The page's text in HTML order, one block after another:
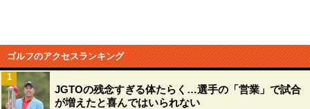
ゴルフのアクセスランキング
JGTOの残念すぎる体たらく…選手の「営業」で試合
が増えたと喜んではいられない
1